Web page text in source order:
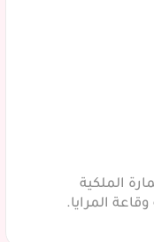
الملكية
المرايا.​